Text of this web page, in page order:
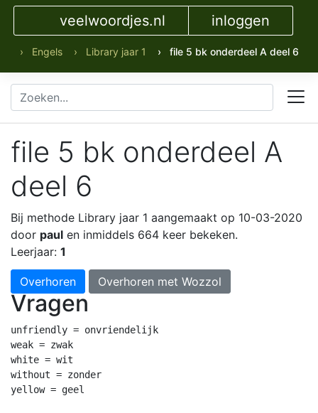
veelwoordjes.nl inloggen
› Engels › Library jaar 1 › file 5 bk onderdeel A deel 6
file 5 bk onderdeel A
deel 6
Bij methode Library jaar 1 aangemaakt op 10-03-2020
door paul en inmiddels 664 keer bekeken.
Leerjaar: 1
Overhoren Overhoren met Wozzol
Vragen
unfriendly = onvriendelijk
weak = zwak
white = wit
without = zonder